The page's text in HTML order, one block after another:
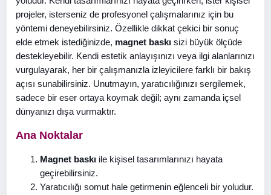
projeler, isterseniz de profesyonel çalışmalarınız için bu
yöntemi deneyebilirsiniz. Özellikle dikkat çekici bir sonuç
elde etmek istediğinizde, magnet baskı sizi büyük ölçüde
destekleyebilir. Kendi estetik anlayışınızı veya ilgi alanlarınızı
vurgulayarak, her bir çalışmanızla izleyicilere farklı bir bakış
açısı sunabilirsiniz. Unutmayın, yaratıcılığınızı sergilemek,
sadece bir eser ortaya koymak değil; aynı zamanda içsel
dünyanızı dışa vurmaktır.
Ana Noktalar
Magnet baskı ile kişisel tasarımlarınızı hayata
geçirebilirsiniz.
Yaratıcılığı somut hale getirmenin eğlenceli bir yoludur.